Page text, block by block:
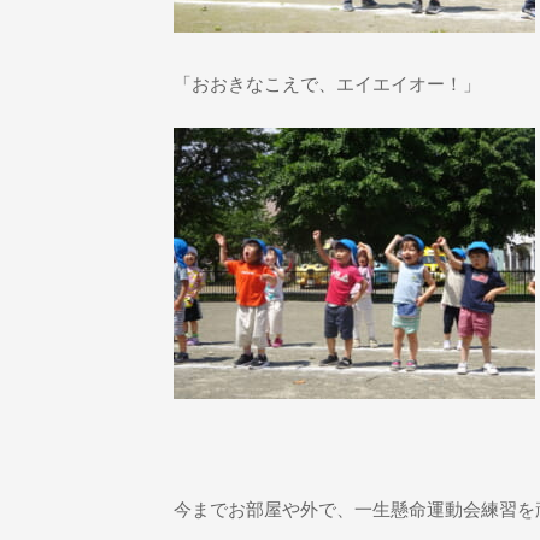
「おおきなこえで、エイエイオー！」
今までお部屋や外で、一生懸命運動会練習を